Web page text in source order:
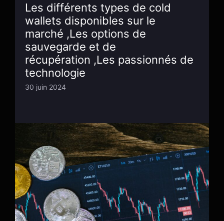
Les différents types de cold
wallets disponibles sur le
marché ,Les options de
sauvegarde et de
récupération ,Les passionnés de
technologie
30 juin 2024